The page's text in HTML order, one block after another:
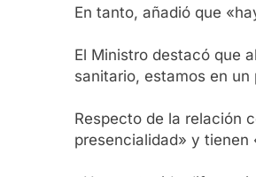
En tanto, añadió que
El Ministro destacó que
sanitario, estamos en
Respecto de la relación
presencialidad» y tienen